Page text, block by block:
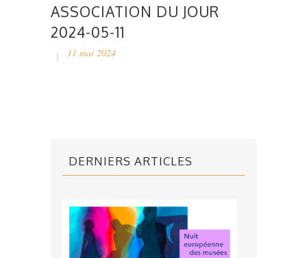
ASSOCIATION DU JOUR
2024-05-11
11 mai 2024
DERNIERS ARTICLES